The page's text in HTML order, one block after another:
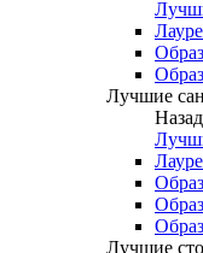
Лучшие
Назад
Лучшие